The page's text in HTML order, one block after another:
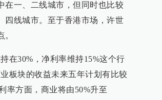
在一、二线城市，但同时也比较
四线城市。至于香港市场，许世
在30%，净利率维持15%这个行
板块的收益未来五年计划有比较
率方面，商业将由50%升至